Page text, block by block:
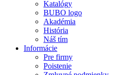
Katalógy
BUBO logo
Akadémia
História
Náš tím
Informácie
Pre firmy
Poistenie